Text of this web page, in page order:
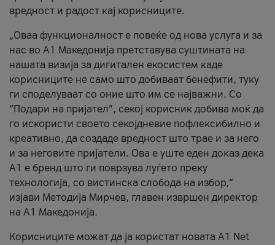
вредност и радост кај корисниците.
„Оваа функционалност е повеќе од нова услуга и за
нас во А1 Македонија претставува суштината на
нашата визија за дигитален екосистем каде
корисниците не само што добиваат бенефити, туку
ги споделуваат со оние што им се најважни. Со
“Подари на пријател”, секој корисник добива моќ да
го искористи своето секојдневие пофлексибилно и
креативно, да создаде вредност што трае и за него
и за неговите пријатели. Ова е уште еден доказ дека
А1 е бренд што ги поврзува луѓето преку
технологија, со вистинска слобода на избор,“
изјави Методија Мирчев, главен извршен директор
на А1 Македонија.
Корисниците можат да ја користат новата А1 Net